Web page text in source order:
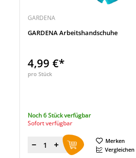
GARDENA
GARDENA Arbeitshandschuhe
4,99 €*
pro Stück
Noch 6 Stück verfügbar
Sofort verfügbar
Menge
Merken
Vergleichen